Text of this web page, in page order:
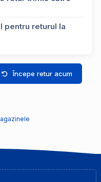
pentru returul la
Începe retur acum